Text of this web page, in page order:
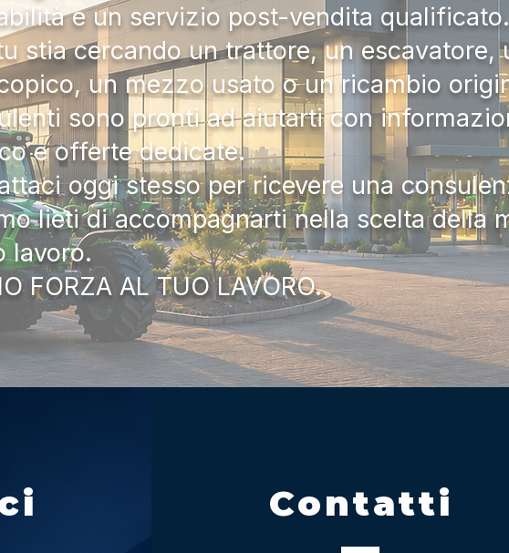
e un servizio post-vendita qualificato.
stia cercando un trattore, un escavatore,
un mezzo usato o un ricambio
sono pronti ad aiutarti con
e offerte dedicate.
oggi stesso per ricevere una
lieti di accompagnarti nella scelta della
lavoro.
FORZA AL TUO LAVORO.
Contatti